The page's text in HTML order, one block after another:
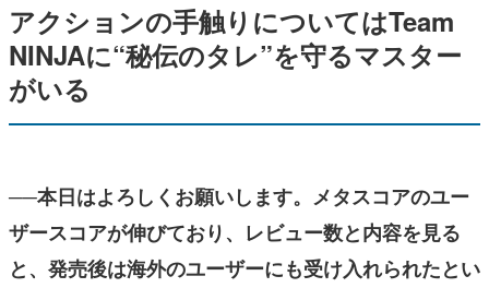
アクションの手触りについてはTeam
NINJAに“秘伝のタレ”を守るマスター
がいる
──本日はよろしくお願いします。メタスコアのユー
ザースコアが伸びており、レビュー数と内容を見る
と、発売後は海外のユーザーにも受け入れられたとい